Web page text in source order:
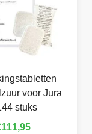
voor Jura
stuks
111,95